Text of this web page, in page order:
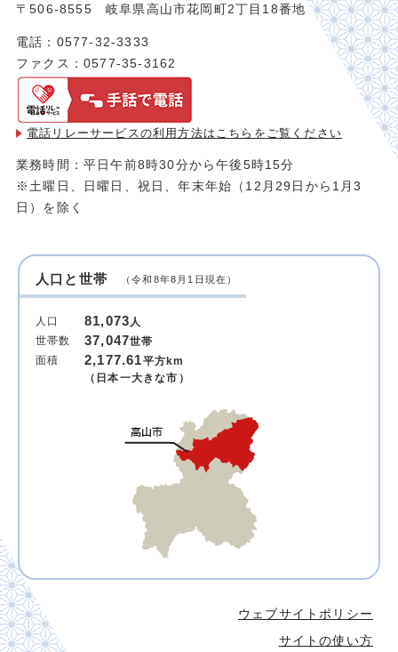
〒506-8555 岐阜県高山市花岡町2丁目18番地
電話：0577-32-3333
ファクス：0577-35-3162
電話リレーサービスの利用方法は こちらをご覧ください
業務時間：平日午前8時30分から午後5時15分
※土曜日、日曜日、祝日、年末年始（12月29日から1月3
日）を除く
人口と世帯 （令和8年8月1日現在）
人口 81,073人
世帯数
37,047世帯
面積
2,177.61平方km
（日本一大きな市）
ウェブサイトポリシー
サイトの使い方